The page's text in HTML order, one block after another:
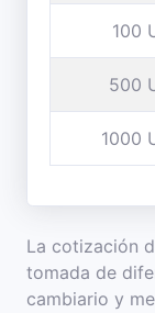
100
500
1000
La cotización
tomada de
cambiario y